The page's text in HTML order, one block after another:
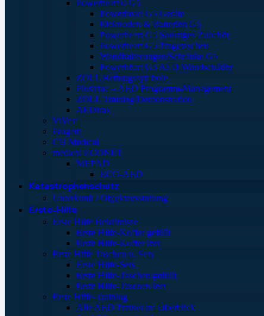
Powerheart® G5
Powerheart G5 Geräte
Elektroden & Batterien G5
Powerheart G5 Sonstiges Zubehör
Powerheart G5 Tragetaschen
Wandhalterungen/Schränke G5
Powerheart G5 AED Wandschilder
ZOLL Rettungssymbole
PlusTrac – AED Programm-Management
ZOLL Training/Demonstration
AEDtrax
ViVest
Progetti
CU Medical
medical ECONET
MEPAD
ECO-AED
Katastrophenschutz
Unterkunft / Objektausstattung
Erste-Hilfe
Erste Hilfe Behältnisse
Erste Hilfe-Koffer gefüllt
Erste Hilfe-Koffer leer
Erste Hilfe Taschen u. Sets
Erste Hilfe-Sets
Erste Hilfe-Taschen gefüllt
Erste Hilfe-Taschen leer
Erste Hilfe-Training
Alle AED Trainer im Überblick